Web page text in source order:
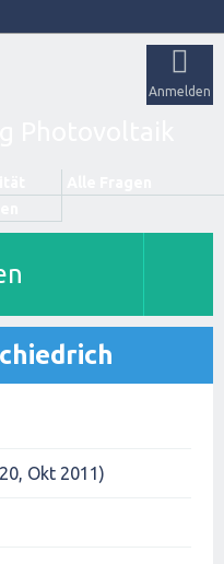
Anmelden
Okt 2011)